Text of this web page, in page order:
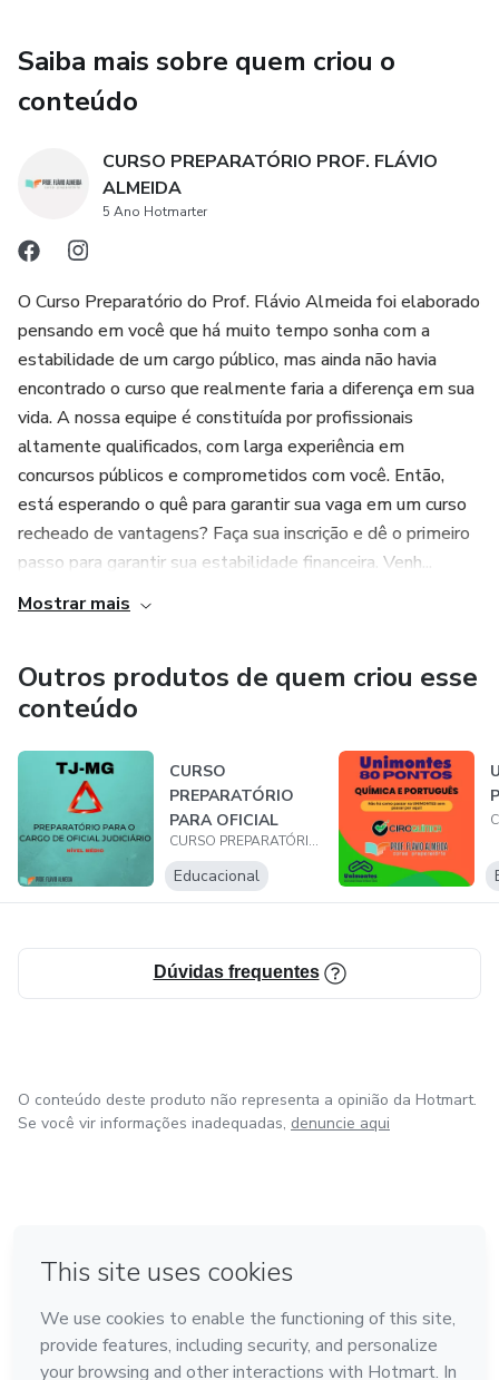
Saiba mais sobre quem criou o
conteúdo
CURSO PREPARATÓRIO PROF. FLÁVIO
ALMEIDA
5 Ano Hotmarter
O Curso Preparatório do Prof. Flávio Almeida foi elaborado
pensando em você que há muito tempo sonha com a
estabilidade de um cargo público, mas ainda não havia
encontrado o curso que realmente faria a diferença em sua
vida. A nossa equipe é constituída por profissionais
altamente qualificados, com larga experiência em
concursos públicos e comprometidos com você. Então,
está esperando o quê para garantir sua vaga em um curso
recheado de vantagens? Faça sua inscrição e dê o primeiro
passo para garantir sua estabilidade financeira. Venh...
Mostrar mais
Outros produtos de quem criou esse
conteúdo
CURSO
PREPARATÓRIO
PARA OFICIAL
JUDICIÁRIO TJ-MGCURSO PREPARATÓRIO PROF. FLÁVIO ALMEIDA
Educacional
Dúvidas frequentes
O conteúdo deste produto não representa a opinião da Hotmart.
Se você vir informações inadequadas, denuncie aqui
Feito com ❤
em Belo Horizonte
na Cidade do México